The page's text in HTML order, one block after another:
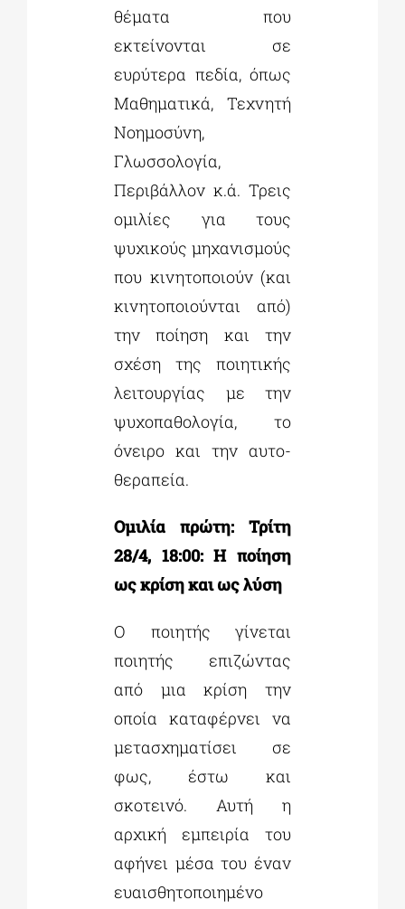
θέματα που
εκτείνονται σε
ευρύτερα πεδία, όπως
Μαθηματικά, Τεχνητή
Νοημοσύνη,
Γλωσσολογία,
Περιβάλλον κ.ά. Τρεις
ομιλίες για τους
ψυχικούς μηχανισμούς
που κινητοποιούν (και
κινητοποιούνται από)
την ποίηση και την
σχέση της ποιητικής
λειτουργίας με την
ψυχοπαθολογία, το
όνειρο και την αυτο-
θεραπεία.
Ομιλία πρώτη: Τρίτη
28/4, 18:00: Η ποίηση
ως κρίση και ως λύση
Ο ποιητής γίνεται
ποιητής επιζώντας
από μια κρίση την
οποία καταφέρνει να
μετασχηματίσει σε
φως, έστω και
σκοτεινό. Αυτή η
αρχική εμπειρία του
αφήνει μέσα του έναν
ευαισθητοποιημένο